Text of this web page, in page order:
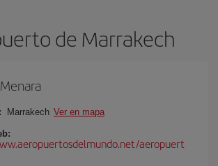
de Marrakech
Marrakech Ver en mapa
aeropuert